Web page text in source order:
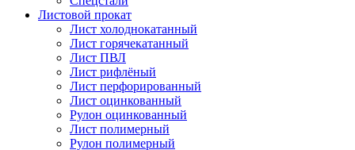
Листовой прокат
Лист холоднокатанный
Лист горячекатанный
Лист ПВЛ
Лист рифлёный
Лист перфорированный
Лист оцинкованный
Рулон оцинкованный
Лист полимерный
Рулон полимерный